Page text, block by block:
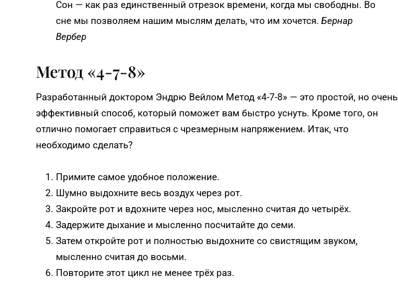
Сон — как раз единственный отрезок времени, когда мы свободны. Во
сне мы позволяем нашим мыслям делать, что им хочется. Бернар
Вербер
Метод «4-7-8»
Разработанный доктором Эндрю Вейлом Метод «4-7-8» — это простой, но очень
эффективный способ, который поможет вам быстро уснуть. Кроме того, он
отлично помогает справиться с чрезмерным напряжением. Итак, что
необходимо сделать?
Примите самое удобное положение.
Шумно выдохните весь воздух через рот.
Закройте рот и вдохните через нос, мысленно считая до четырёх.
Задержите дыхание и мысленно посчитайте до семи.
Затем откройте рот и полностью выдохните со свистящим звуком,
мысленно считая до восьми.
Повторите этот цикл не менее трёх раз.